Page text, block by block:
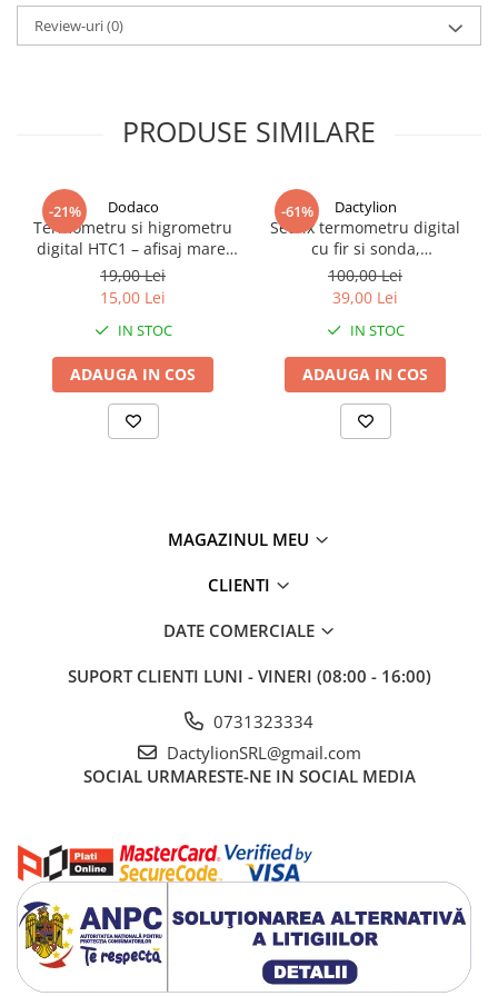
Review-uri(0)
PRODUSE SIMILARE
-21% Dodaco
Termometru si higrometru
digital HTC1 – afisaj mare,
masurare precisa si functii
multiple
19,00 Lei
15,00 Lei
IN STOC
ADAUGA IN COS
-61% Dactylion
Set 4x termometru digital
cu fir si sonda,
interior/exterior, BATERII
INCLUSE
100,00 Lei
39,00 Lei
IN STOC
ADAUGA IN COS
MAGAZINUL MEU
CLIENTI
DATE COMERCIALE
SUPORT CLIENTI LUNI - VINERI (08:00 - 16:00)
0731323334
DactylionSRL@gmail.com
SOCIAL URMARESTE-NE IN SOCIAL MEDIA